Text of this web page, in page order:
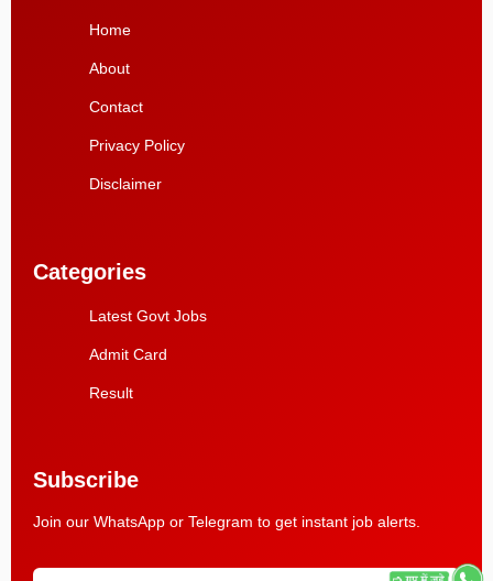
Home
About
Contact
Privacy Policy
Disclaimer
Categories
Latest Govt Jobs
Admit Card
Result
Subscribe
Join our WhatsApp or Telegram to get instant job alerts.